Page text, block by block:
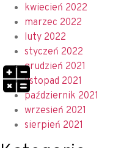
kwiecień 2022
marzec 2022
luty 2022
styczeń 2022
grudzień 2021
listopad 2021
październik 2021
wrzesień 2021
sierpień 2021